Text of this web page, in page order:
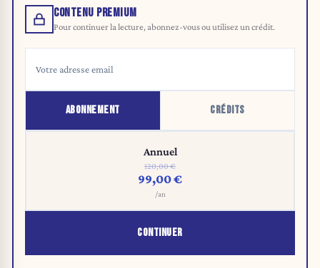
CONTENU PREMIUM
Pour continuer la lecture, abonnez-vous ou utilisez un crédit.
ABONNEMENT CRÉDITS
Annuel
120,00 €
99,00 €
/an
CONTINUER